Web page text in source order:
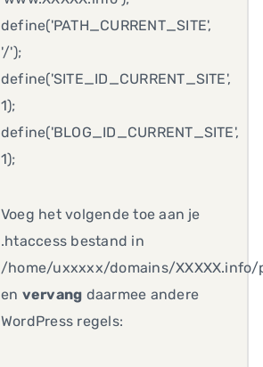
define('PATH_CURRENT_SITE',
'/');
define('SITE_ID_CURRENT_SITE',
1);
define('BLOG_ID_CURRENT_SITE',
1);
Voeg het volgende toe aan je
.htaccess bestand in
/home/uxxxxx/domains/
en vervang daarmee andere
WordPress regels: